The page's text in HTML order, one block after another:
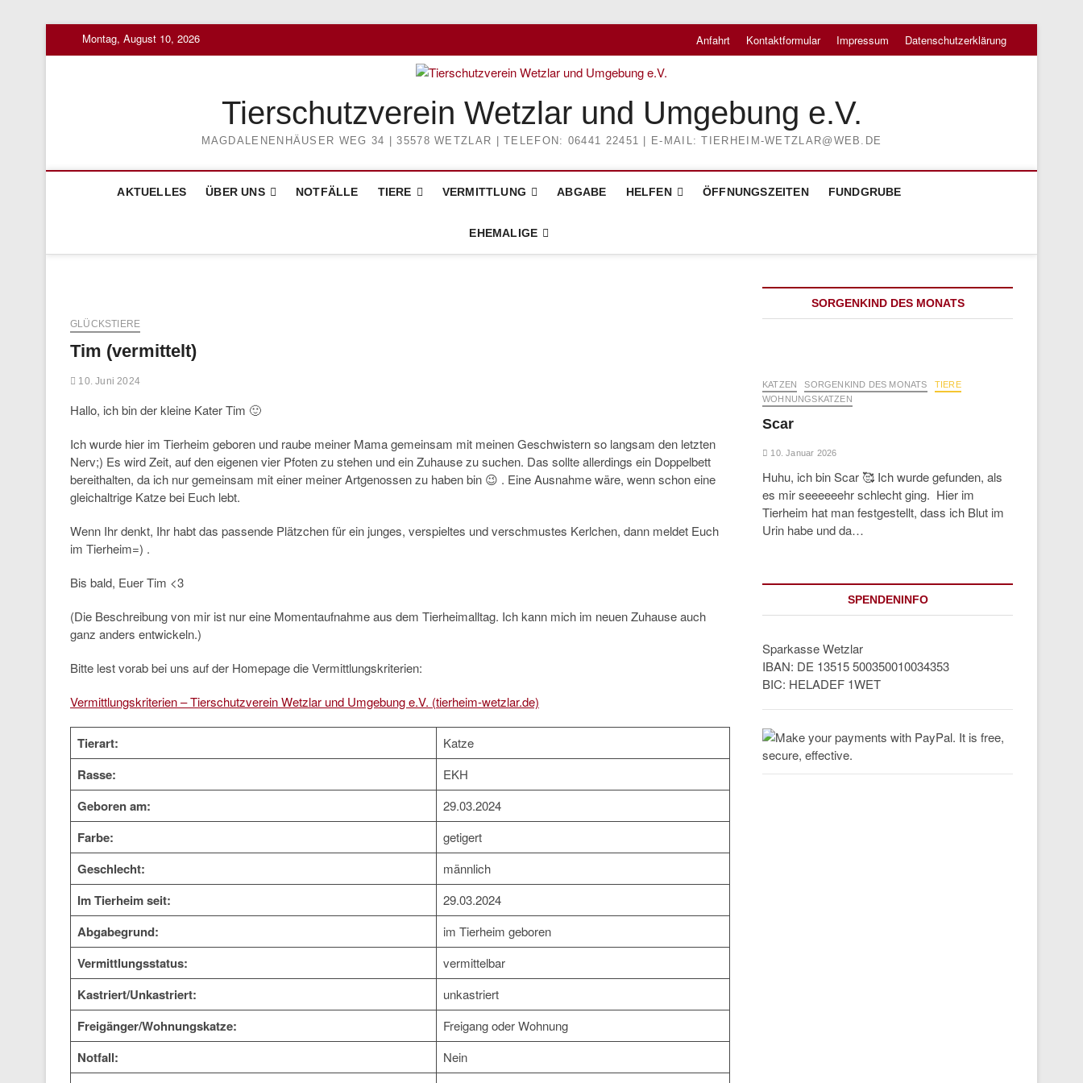
Montag, August 10, 2026 Anfahrt Kontaktformular Impressum Datenschutzerklärung
Tierschutzverein Wetzlar und Umgebung e.V.
MAGDALENENHÄUSER WEG 34 | 35578 WETZLAR | TELEFON: 06441 22451 | E-MAIL: TIERHEIM-WETZLAR@WEB.DE
AKTUELLES ÜBER UNS NOTFÄLLE TIERE VERMITTLUNG ABGABE HELFEN ÖFFNUNGSZEITEN FUNDGRUBE
EHEMALIGE
GLÜCKSTIERE
Tim (vermittelt)
10. Juni 2024
Hallo, ich bin der kleine Kater Tim 🙂
Ich wurde hier im Tierheim geboren und raube meiner Mama gemeinsam mit meinen Geschwistern so langsam den letzten
Nerv;) Es wird Zeit, auf den eigenen vier Pfoten zu stehen und ein Zuhause zu suchen. Das sollte allerdings ein Doppelbett
bereithalten, da ich nur gemeinsam mit einer meiner Artgenossen zu haben bin 😉 . Eine Ausnahme wäre, wenn schon eine
gleichaltrige Katze bei Euch lebt.
Wenn Ihr denkt, Ihr habt das passende Plätzchen für ein junges, verspieltes und verschmustes Kerlchen, dann meldet Euch
im Tierheim=) .
Bis bald, Euer Tim <3
(Die Beschreibung von mir ist nur eine Momentaufnahme aus dem Tierheimalltag. Ich kann mich im neuen Zuhause auch
ganz anders entwickeln.)
Bitte lest vorab bei uns auf der Homepage die Vermittlungskriterien:
Vermittlungskriterien – Tierschutzverein Wetzlar und Umgebung e.V. (tierheim-wetzlar.de)
Tierart: Katze
Rasse: EKH
Geboren am: 29.03.2024
Farbe: getigert
Geschlecht: männlich
Im Tierheim seit: 29.03.2024
Abgabegrund: im Tierheim geboren
Vermittlungsstatus: vermittelbar
Kastriert/Unkastriert: unkastriert
Freigänger/Wohnungskatze: Freigang oder Wohnung
Notfall: Nein
SORGENKIND DES MONATS
KATZEN SORGENKIND DES MONATS
TIERE
WOHNUNGSKATZEN
Scar
10. Januar 2026
Huhu, ich bin Scar 🥰 Ich wurde gefunden, als
es mir seeeeeehr schlecht ging. Hier im
Tierheim hat man festgestellt, dass ich Blut im
Urin habe und da…
SPENDENINFO
Sparkasse Wetzlar
IBAN: DE 13515 500350010034353
BIC: HELADEF 1WET